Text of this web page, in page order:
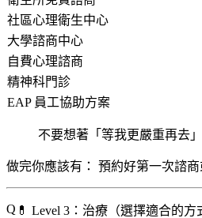
社區心理衛生中心
大學諮商中心
自費心理諮商
精神科門診
EAP 員工協助方案
不要想著「等我更嚴重再去
做完你應該有： 預約好第一次諮
💊 Level 3：治療（選擇適合的方